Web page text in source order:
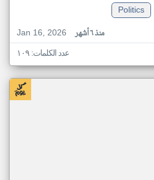
Politics
Jan 16, 2026
منذ ٦ أشهر
عدد الكلمات: ١٠٩